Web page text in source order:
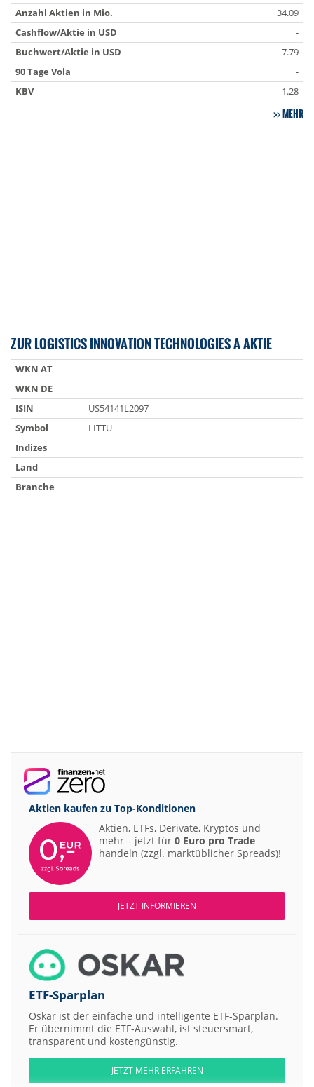
Anzahl Aktien in Mio.
34.09
Cashflow/Aktie in USD
-
Buchwert/Aktie in USD
7.79
90 Tage Vola
-
KBV
1.28
MEHR
ZUR LOGISTICS INNOVATION TECHNOLOGIES A AKTIE
WKN AT
WKN DE
ISIN
US54141L2097
Symbol
LITTU
Indizes
Land
Branche
Aktien kaufen zu Top-Konditionen
Aktien, ETFs, Derivate, Kryptos und
mehr – jetzt für 0 Euro pro Trade
handeln (zzgl. marktüblicher Spreads)!
JETZT INFORMIEREN
ETF-Sparplan
Oskar ist der einfache und intelligente ETF-Sparplan.
Er übernimmt die ETF-Auswahl, ist steuersmart,
transparent und kostengünstig.
JETZT MEHR ERFAHREN